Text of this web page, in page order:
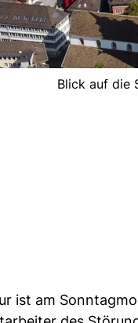
Blick auf die
ist am